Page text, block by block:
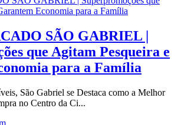
SÃO GABRIEL |
que Agitam Pesqueira e
para a Família
São Gabriel se Destaca como a Melhor
no Centro da Ci...